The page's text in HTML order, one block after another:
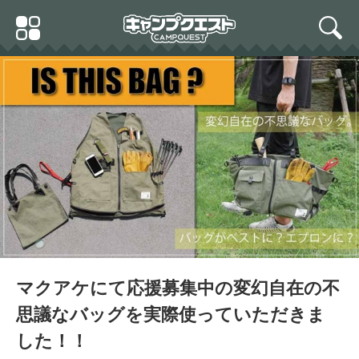
Primary
Menu
search
マクアケにて応援募集中の変幻自在の不
思議なバッグを実際使っていただきま
した！！